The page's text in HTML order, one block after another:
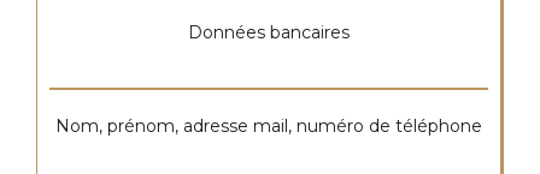
Données bancaires
Nom, prénom, adresse mail, numéro de téléphone